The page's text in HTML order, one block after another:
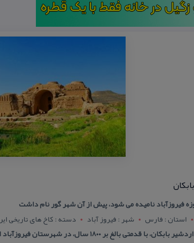
فیروزآباد نامیده می شود، پیش از آن شهر گور نام داشت
استان : فارس شهر : فيروز آباد
دسته : كاخ های تاریخی
بالغ بر ۱۸۰۰ سال، در شهرستان فیروزآباد استان فارس واقع شده است.